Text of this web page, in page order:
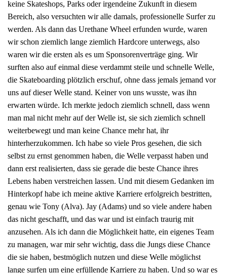
keine Skateshops, Parks oder irgendeine Zukunft in diesem
Bereich, also versuchten wir alle damals, professionelle Surfer zu
werden. Als dann das Urethane Wheel erfunden wurde, waren
wir schon ziemlich lange ziemlich Hardcore unterwegs, also
waren wir die ersten als es um Sponsorenverträge ging. Wir
surften also auf einmal diese verdammt steile und schnelle Welle,
die Skateboarding plötzlich erschuf, ohne dass jemals jemand vor
uns auf dieser Welle stand. Keiner von uns wusste, was ihn
erwarten würde. Ich merkte jedoch ziemlich schnell, dass wenn
man mal nicht mehr auf der Welle ist, sie sich ziemlich schnell
weiterbewegt und man keine Chance mehr hat, ihr
hinterherzukommen. Ich habe so viele Pros gesehen, die sich
selbst zu ernst genommen haben, die Welle verpasst haben und
dann erst realisierten, dass sie gerade die beste Chance ihres
Lebens haben verstreichen lassen. Und mit diesem Gedanken im
Hinterkopf habe ich meine aktive Karriere erfolgreich bestritten,
genau wie Tony (Alva). Jay (Adams) und so viele andere haben
das nicht geschafft, und das war und ist einfach traurig mit
anzusehen. Als ich dann die Möglichkeit hatte, ein eigenes Team
zu managen, war mir sehr wichtig, dass die Jungs diese Chance
die sie haben, bestmöglich nutzen und diese Welle möglichst
lange surfen um eine erfüllende Karriere zu haben. Und so war es